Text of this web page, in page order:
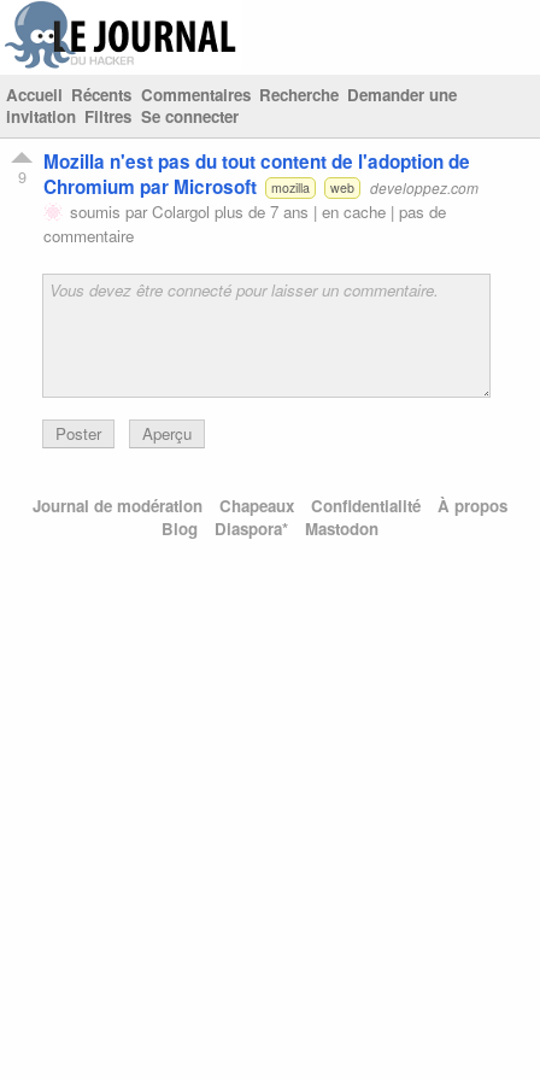
Accueil Récents Commentaires Recherche Demander une
invitation Filtres Se connecter
9
Mozilla n'est pas du tout content de l'adoption de
Chromium par Microsoft
mozilla web developpez.com
soumis parColargol plus de 7 ans | en cache | pas de
commentaire
Poster Aperçu
Journal de modération Chapeaux Confidentialité
À propos
Blog
Diaspora* Mastodon